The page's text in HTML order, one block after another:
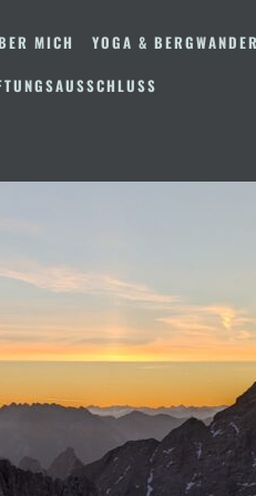
MICH
YOGA &